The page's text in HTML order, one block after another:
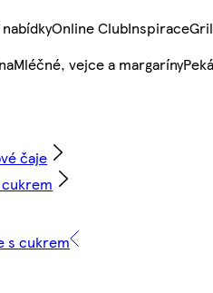
Online ClubInspirace
Mléčné, vejce a margaríny
čaje
s cukrem